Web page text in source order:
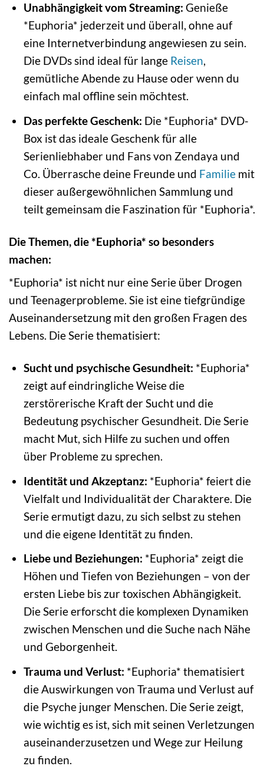
Unabhängigkeit vom Streaming: Genieße
*Euphoria* jederzeit und überall, ohne auf
eine Internetverbindung angewiesen zu sein.
Die DVDs sind ideal für lange Reisen,
gemütliche Abende zu Hause oder wenn du
einfach mal offline sein möchtest.
Das perfekte Geschenk: Die *Euphoria* DVD-
Box ist das ideale Geschenk für alle
Serienliebhaber und Fans von Zendaya und
Co. Überrasche deine Freunde und Familiemit
dieser außergewöhnlichen Sammlung und
teilt gemeinsam die Faszination für *Euphoria*.
Die Themen, die *Euphoria* so besonders
machen:
*Euphoria* ist nicht nur eine Serie über Drogen
und Teenagerprobleme. Sie ist eine tiefgründige
Auseinandersetzung mit den großen Fragen des
Lebens. Die Serie thematisiert:
Sucht und psychische Gesundheit: *Euphoria*
zeigt auf eindringliche Weise die
zerstörerische Kraft der Sucht und die
Bedeutung psychischer Gesundheit. Die Serie
macht Mut, sich Hilfe zu suchen und offen
über Probleme zu sprechen.
Identität und Akzeptanz: *Euphoria* feiert die
Vielfalt und Individualität der Charaktere. Die
Serie ermutigt dazu, zu sich selbst zu stehen
und die eigene Identität zu finden.
Liebe und Beziehungen: *Euphoria* zeigt die
Höhen und Tiefen von Beziehungen – von der
ersten Liebe bis zur toxischen Abhängigkeit.
Die Serie erforscht die komplexen Dynamiken
zwischen Menschen und die Suche nach Nähe
und Geborgenheit.
Trauma und Verlust: *Euphoria* thematisiert
die Auswirkungen von Trauma und Verlust auf
die Psyche junger Menschen. Die Serie zeigt,
wie wichtig es ist, sich mit seinen Verletzungen
auseinanderzusetzen und Wege zur Heilung
zu finden.